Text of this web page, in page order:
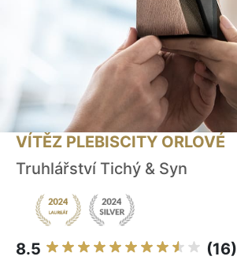
VÍTĚZ PLEBISCITY ORLOVÉ
Truhlářství Tichý & Syn
8.5 (16)